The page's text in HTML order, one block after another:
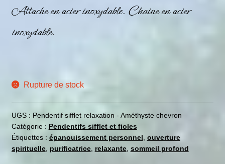
Attache en acier inoxydable. Chaine en acier
inoxydable.
Rupture de stock
UGS : Pendentif sifflet relaxation - Améthyste chevron
Catégorie : Pendentifs sifflet et fioles
Étiquettes : épanouissement personnel, ouverture
spirituelle, purificatrice, relaxante, sommeil profond